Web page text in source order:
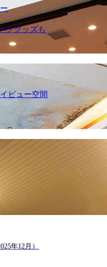
クグッズも
ビュー空間
年12月）